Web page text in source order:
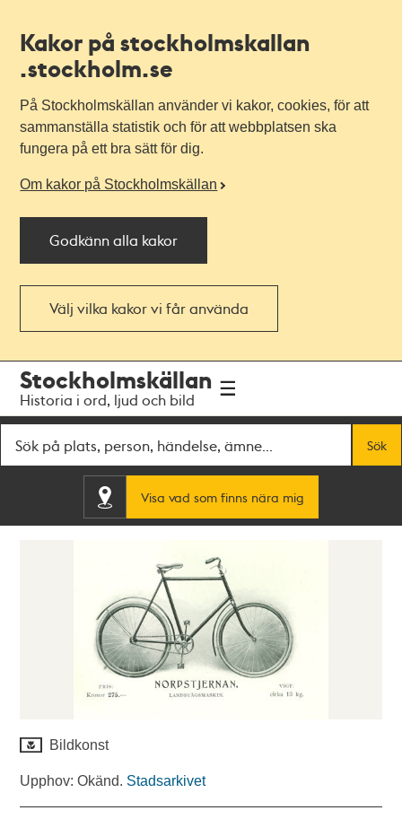
Kakor på stockholmskallan
.stockholm.se
På Stockholmskällan använder vi kakor, cookies, för att
sammanställa statistik och för att webbplatsen ska
fungera på ett bra sätt för dig.
Om kakor på Stockholmskällan
Godkänn alla kakor
Välj vilka kakor vi får använda
navigationen
huvudinnehållet
Stockholmskällan
Historia i ord, ljud och bild
Sök
Visa vad som finns nära mig
Bildkonst
Upphov: Okänd. Stadsarkivet